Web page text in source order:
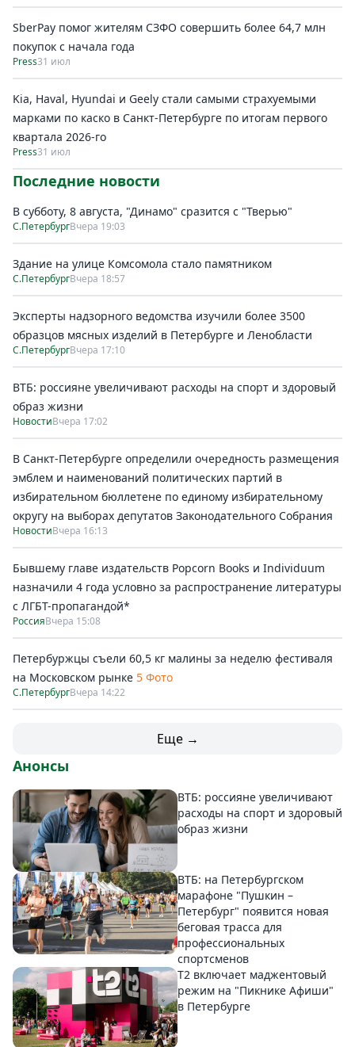
SberPay помог жителям СЗФО совершить более 64,7 млн
покупок c начала года
Press31 июл
Kia, Haval, Hyundai и Geely стали самыми страхуемыми
марками по каско в Санкт-Петербурге по итогам первого
квартала 2026-го
Press31 июл
Последние новости
В субботу, 8 августа, "Динамо" сразится с "Тверью"
С.ПетербургВчера 19:03
Здание на улице Комсомола стало памятником
С.ПетербургВчера 18:57
Эксперты надзорного ведомства изучили более 3500
образцов мясных изделий в Петербурге и Ленобласти
С.ПетербургВчера 17:10
ВТБ: россияне увеличивают расходы на спорт и здоровый
образ жизни
НовостиВчера 17:02
В Санкт-Петербурге определили очередность размещения
эмблем и наименований политических партий в
избирательном бюллетене по единому избирательному
округу на выборах депутатов Законодательного Собрания
НовостиВчера 16:13
Бывшему главе издательств Popcorn Books и Individuum
назначили 4 года условно за распространение литературы
с ЛГБТ-пропагандой*
РоссияВчера 15:08
Петербуржцы съели 60,5 кг малины за неделю фестиваля
на Московском рынке 5 Фото
С.ПетербургВчера 14:22
Еще →
Анонсы
ВТБ: россияне увеличивают
расходы на спорт и здоровый
образ жизни
ВТБ: на Петербургском
марафоне "Пушкин –
Петербург" появится новая
беговая трасса для
профессиональных
спортсменов
Т2 включает маджентовый
режим на "Пикнике Афиши"
в Петербурге